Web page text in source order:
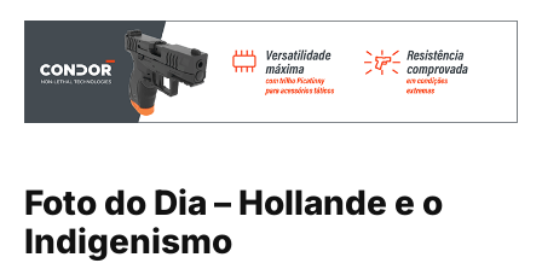
Foto do Dia – Hollande e o
Indigenismo